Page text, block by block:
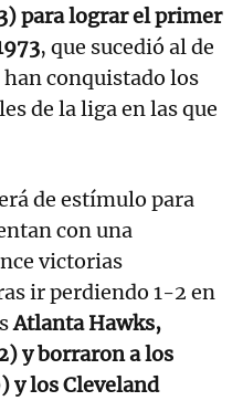
para lograr el primer
, que sucedió al de
conquistado los
de la liga en las que
de estímulo para
con una
victorias
ir perdiendo 1-2 en
Atlanta Hawks,
y borraron a los
y los Cleveland